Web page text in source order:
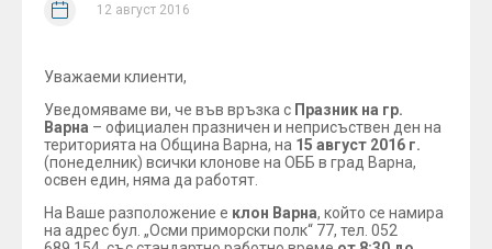
12 август 2016
Уважаеми клиенти,
Уведомяваме ви, че във връзка с Празник на гр.
Варна – официален празничен и неприсъствен ден на
територията на Община Варна, на 15 август 2016 г.
(понеделник) всички клонове на ОББ в град Варна,
освен един, няма да работят.
На Ваше разположение е клон Варна, който се намира
на адрес бул. „Осми приморски полк“ 77, тел. 052